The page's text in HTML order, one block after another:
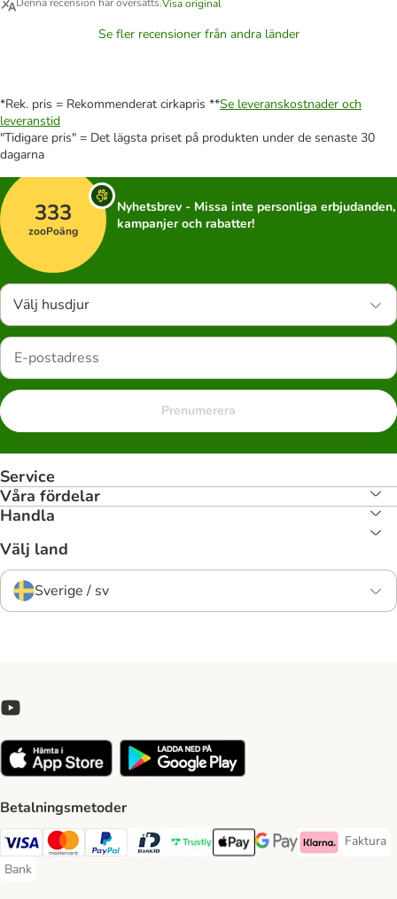
Denna recension har översatts.Visa original
Se fler recensioner från andra länder
*Rek. pris = Rekommenderat cirkapris **Se leveranskostnader och
leveranstid
"Tidigare pris" = Det lägsta priset på produkten under de senaste 30
dagarna
333
zooPoäng
Nyhetsbrev - Missa inte personliga erbjudanden,
kampanjer och rabatter!
Välj husdjur
Prenumerera
Service
Våra fördelar
Handla
Välj land
Sverige / sv
Betalningsmetoder
Visa Payment Method
Mastercard Payment Method
PayPal Payment Method
BankID Payment Method
Trustly Payment Method
Apple Pay Payment Method
Googple Pay Payment
Klarna Payment
Faktura
Faktura
Bank
Bank Payment Method